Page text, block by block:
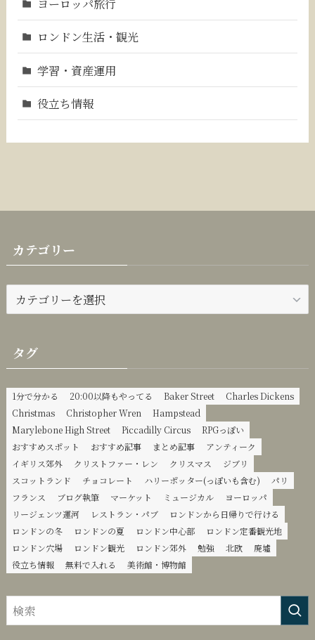
ヨーロッパ旅行
ロンドン生活・観光
学習・資産運用
役立ち情報
カテゴリー
テ
ー
タグ
1分で分かる 20:00以降もやってる Baker Street
Charles Dickens
Christmas
Christopher Wren
Hampstead
Marylebone High Street
Piccadilly Circus
RPGっぽい
おすすめスポット
おすすめ記事 まとめ記事
アンティーク
イギリス郊外
クリストファー・レン クリスマス
ジブリ
スコットランド
チョコレート ハリーポッター(っぽいも含む)
パリ
フランス
ブログ執筆 マーケット ミュージカル
ヨーロッパ
リージェンツ運河
レストラン・パブ
ロンドンから日帰りで行ける
ロンドンの冬
ロンドンの夏 ロンドン中心部
ロンドン定番観光地
ロンドン穴場
ロンドン観光 ロンドン郊外 勉強 北欧
廃墟
役立ち情報
無料で入れる 美術館・博物館